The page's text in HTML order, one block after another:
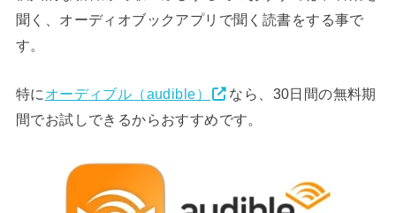
聞く、オーディオブックアプリで聞く読書をする事で
す。
特に オーディブル（audible）
なら、30日間の無料期
間でお試しできるからおすすめです。